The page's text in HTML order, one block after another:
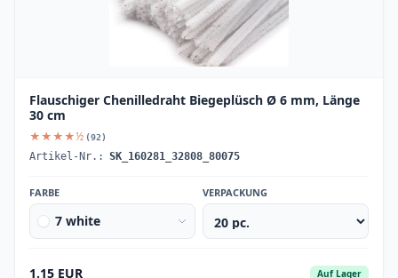
Flauschiger Chenilledraht Biegeplüsch Ø 6 mm, Länge
30 cm
★★★★½ (92)
Artikel-Nr.: SK_160281_32808_80075
FARBE
7 white
VERPACKUNG
1.15 EUR Auf Lager